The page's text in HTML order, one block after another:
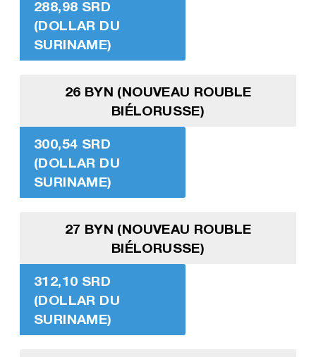
288,98 SRD
(DOLLAR DU
SURINAME)
26 BYN (NOUVEAU ROUBLE
BIÉLORUSSE)
300,54 SRD
(DOLLAR DU
SURINAME)
27 BYN (NOUVEAU ROUBLE
BIÉLORUSSE)
312,10 SRD
(DOLLAR DU
SURINAME)